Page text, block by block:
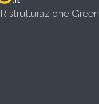
Green